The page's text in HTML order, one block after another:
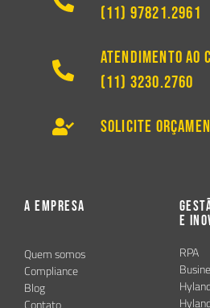
(11) 97821.2961
Atendimento ao
(11) 3230.2760
Solicite
A Empresa
Quem somos
Compliance
Blog
e
RPA